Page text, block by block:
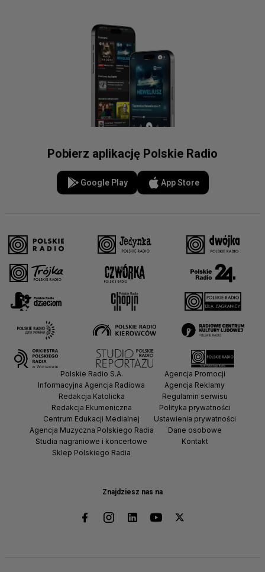
Pobierz aplikację Polskie Radio
Google Play App Store
Znajdziesz nas na
Polskie Radio S.A.
Informacyjna Agencja Radiowa
Redakcja Katolicka
Redakcja Ekumeniczna
Centrum Edukacji Medialnej
Agencja Muzyczna Polskiego Radia
Studia nagraniowe i koncertowe
Sklep Polskiego Radia
Agencja Promocji
Agencja Reklamy
Regulamin serwisu
Polityka prywatności
Ustawienia prywatności
Dane osobowe
Kontakt